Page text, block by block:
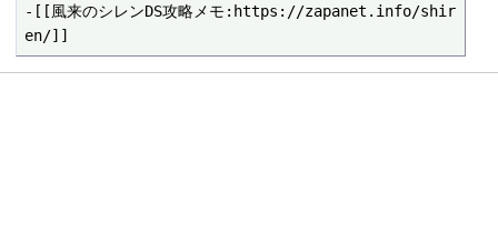
-[[風来のシレンDS攻略メモ:https://zapanet.info/shir